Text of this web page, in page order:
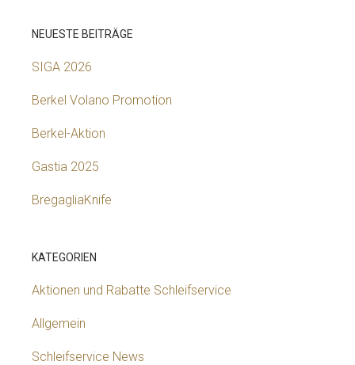
NEUESTE BEITRÄGE
SIGA 2026
Berkel Volano Promotion
Berkel-Aktion
Gastia 2025
BregagliaKnife
KATEGORIEN
Aktionen und Rabatte Schleifservice
Allgemein
Schleifservice News